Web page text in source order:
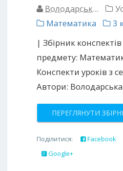
Володарськ...
Математика
3
| Збірник конспектів
предмету:
Конспекти уроків з
Автори:
ПЕРЕГЛЯНУТИ
Поділитися: Facebook
Google+